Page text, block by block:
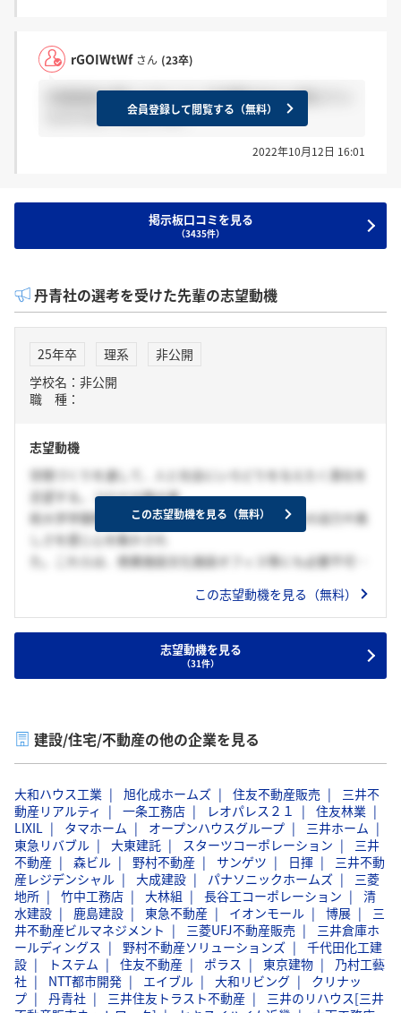
rGOIWtWf さん (23卒)
対面面接の際にどのくらい交通費が出たか教えてい
ただけないでしょうか。会員登録して閲覧する（無料）
2022年10月12日 16:01
掲示板口コミを見る
（3435件）
丹青社の選考を受けた先輩の志望動機
25年卒 理系
非公開
学校名：非公開
職 種：
志望動機
空間づくりを通して、人と社会にいろどりを与えたく貴社を
志望する。コロナ以降の美
術大学学園祭に訪れた際に、リアル空間ならではの迫力や美
しさを感じ心を動かされ
た。これらは、商業施設文化施設オフィス等にも必要不可欠
社は、ディスプレイ業界を牽引しており、幅広い業界を支援
た。必要な空間を必要な人に届け、リアル空間のもつ感動を
より多くの人々に届けたいため貴社を志望する。
この志望動機を見る（無料）
この志望動機を見る（無料）
志望動機を見る
（31件）
建設/住宅/不動産の他の企業を見る
大和ハウス工業 旭化成ホームズ 住友不動産販売
三井不
動産リアルティ
一条工務店 レオパレス２１
住友林業
LIXIL
タマホーム オープンハウスグループ
三井ホーム
東急リバブル
大東建託 スターツコーポレーション
三井
不動産
森ビル 野村不動産 サンゲツ 日揮
三井不動
産レジデンシャル
大成建設 パナソニックホームズ
三菱
地所
竹中工務店 大林組 長谷工コーポレーション
清
水建設
鹿島建設 東急不動産 イオンモール 博展
三
井不動産ビルマネジメント
三菱UFJ不動産販売
三井倉庫ホ
ールディングス
野村不動産ソリューションズ
千代田化工建
設
トステム 住友不動産 ポラス 東京建物
乃村工藝
社
NTT都市開発 エイブル 大和リビング
クリナッ
プ
丹青社 三井住友トラスト不動産
三井のリハウス[三井